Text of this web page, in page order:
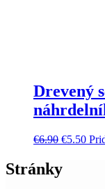
Drevený
€6.90 €5.50
Stránky